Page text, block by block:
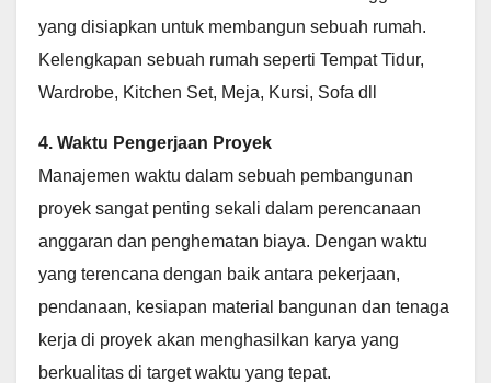
yang disiapkan untuk membangun sebuah rumah.
Kelengkapan sebuah rumah seperti Tempat Tidur,
Wardrobe, Kitchen Set, Meja, Kursi, Sofa dll
4. Waktu Pengerjaan Proyek
Manajemen waktu dalam sebuah pembangunan
proyek sangat penting sekali dalam perencanaan
anggaran dan penghematan biaya. Dengan waktu
yang terencana dengan baik antara pekerjaan,
pendanaan, kesiapan material bangunan dan tenaga
kerja di proyek akan menghasilkan karya yang
berkualitas di target waktu yang tepat.